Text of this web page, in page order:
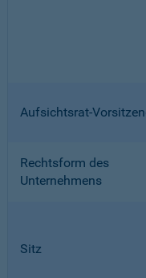
Aufsichtsrat-
Rechtsform des
Unternehmens
Sitz